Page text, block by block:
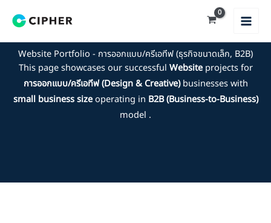
Website Portfolio - การออกแบบ/ครีเอทีฟ (ธุรกิจขนาดเล็ก, B2B)
This page showcases our successful Websiteprojects for
การออกแบบ/ครีเอทีฟ (Design & Creative)businesses with
small business sizeoperating in B2B (Business-to-Business)
model .